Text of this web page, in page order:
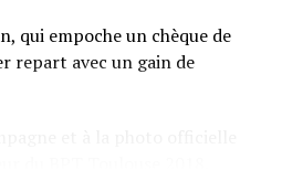
qui empoche un chèque de
repart avec un gain de